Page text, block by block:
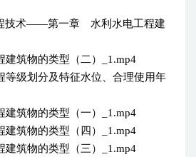
技术——第一章 水利水电工程建
筑物的类型（二）_1.mp4
级划分及特征水位、合理使用年
筑物的类型（一）_1.mp4
筑物的类型（四）_1.mp4
筑物的类型（三）_1.mp4